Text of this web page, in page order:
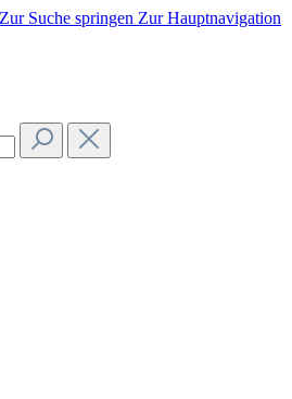
Zur Suche springen Zur Hauptnavigation